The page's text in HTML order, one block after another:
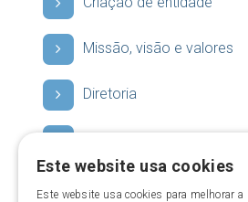
Missão, visão e valores
Diretoria
Vídeo institucional
Este website usa cookies
Este website usa cookies para melhorar a